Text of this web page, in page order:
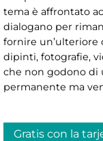
tema è affrontato
dialogano per
fornire un’ulteriore
dipinti, fotografie,
che non godono di
permanente ma
Gratis con la